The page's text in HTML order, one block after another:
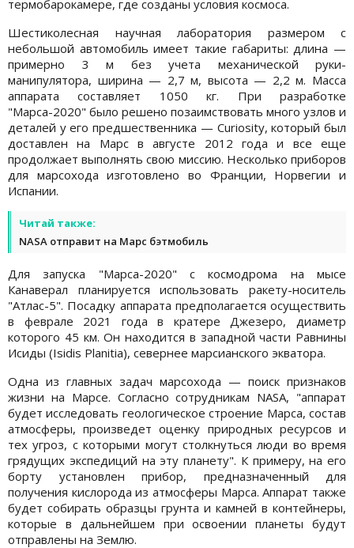
термобарокамере, где созданы условия космоса.
Шестиколесная научная лаборатория размером с
небольшой автомобиль имеет такие габариты: длина —
примерно 3 м без учета механической руки-
манипулятора, ширина — 2,7 м, высота — 2,2 м. Масса
аппарата составляет 1050 кг. При разработке
"Марса-2020" было решено позаимствовать много узлов и
деталей у его предшественника — Curiosity, который был
доставлен на Марс в августе 2012 года и все еще
продолжает выполнять свою миссию. Несколько приборов
для марсохода изготовлено во Франции, Норвегии и
Испании.
Читай также:
NASA отправит на Марс бэтмобиль
Для запуска "Марса-2020" с космодрома на мысе
Канаверал планируется использовать ракету-носитель
"Атлас-5". Посадку аппарата предполагается осуществить
в феврале 2021 года в кратере Джезеро, диаметр
которого 45 км. Он находится в западной части Равнины
Исиды (Isidis Planitia), севернее марсианского экватора.
Одна из главных задач марсохода — поиск признаков
жизни на Марсе. Согласно сотрудникам NASA, "аппарат
будет исследовать геологическое строение Марса, состав
атмосферы, произведет оценку природных ресурсов и
тех угроз, с которыми могут столкнуться люди во время
грядущих экспедиций на эту планету". К примеру, на его
борту установлен прибор, предназначенный для
получения кислорода из атмосферы Марса. Аппарат также
будет собирать образцы грунта и камней в контейнеры,
которые в дальнейшем при освоении планеты будут
отправлены на Землю.